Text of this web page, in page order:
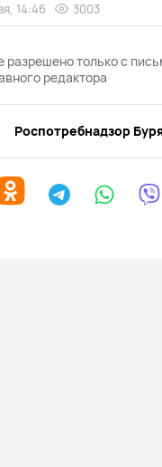
14:46 3003
разрешено только с
редактора
Роспотребнадзор